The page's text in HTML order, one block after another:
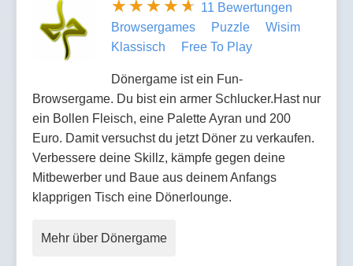
11 Bewertungen
Browsergames
Puzzle
Wisim
Klassisch
Free To Play
Dönergame ist ein Fun-
Browsergame. Du bist ein armer Schlucker.Hast nur
ein Bollen Fleisch, eine Palette Ayran und 200
Euro. Damit versuchst du jetzt Döner zu verkaufen.
Verbessere deine Skillz, kämpfe gegen deine
Mitbewerber und Baue aus deinem Anfangs
klapprigen Tisch eine Dönerlounge.
Mehr über Dönergame